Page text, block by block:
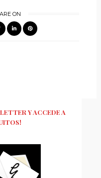
ON
Y ACCEDE A